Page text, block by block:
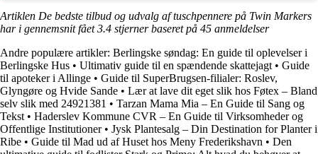
Artiklen De bedste tilbud og udvalg af tuschpennere på Twin Markers
har i gennemsnit fået3.4 stjerner baseret på 45 anmeldelser
Andre populære artikler: Berlingske søndag: En guide til oplevelser i
Berlingske Hus • Ultimativ guide til en spændende skattejagt • Guide
til apoteker i Allinge • Guide til SuperBrugsen-filialer: Roslev,
Glyngøre og Hvide Sande • Lær at lave dit eget slik hos Føtex – Bland
selv slik med 24921381 • Tarzan Mama Mia – En Guide til Sang og
Tekst • Haderslev Kommune CVR – En Guide til Virksomheder og
Offentlige Institutioner• Jysk Plantesalg – Din Destination for Planter i
Ribe • Guide til Mad ud af Huset hos Meny Frederikshavn • Den